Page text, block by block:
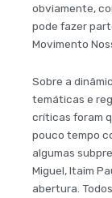
obviamente,
pode fazer
Movimento
Sobre a
temáticas e
críticas foram
pouco tempo
algumas
Miguel, Itaim
abertura.